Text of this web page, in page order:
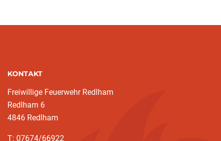
KONTAKT
Freiwillige Feuerwehr Redlham
Redlham 6
4846 Redlham
T: 07674/66922